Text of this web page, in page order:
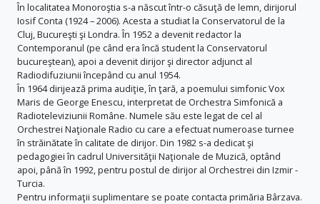
În localitatea Monoroştia s-a născut într-o căsuţă de lemn, dirijorul
Iosif Conta (1924 – 2006). Acesta a studiat la Conservatorul de la
Cluj, Bucureşti şi Londra. În 1952 a devenit redactor la
Contemporanul (pe când era încă student la Conservatorul
bucureştean), apoi a devenit dirijor şi director adjunct al
Radiodifuziunii începând cu anul 1954.
În 1964 dirijează prima audiţie, în ţară, a poemului simfonic Vox
Maris de George Enescu, interpretat de Orchestra Simfonică a
Radioteleviziunii Române. Numele său este legat de cel al
Orchestrei Naţionale Radio cu care a efectuat numeroase turnee
în străinătate în calitate de dirijor. Din 1982 s-a dedicat şi
pedagogiei în cadrul Universităţii Naţionale de Muzică, optând
apoi, până în 1992, pentru postul de dirijor al Orchestrei din Izmir -
Turcia.
Pentru informaţii suplimentare se poate contacta primăria Bârzava.